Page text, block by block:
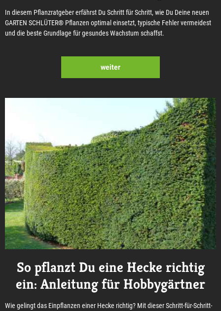
In diesem Pflanzratgeber erfährst Du Schritt für Schritt, wie Du Deine neuen
GARTEN SCHLÜTER® Pflanzen optimal einsetzt, typische Fehler vermeidest
und die beste Grundlage für gesundes Wachstum schaffst.
weiter
So pflanzt Du eine Hecke richtig
ein: Anleitung für Hobbygärtner
Wie gelingt das Einpflanzen einer Hecke richtig? Mit dieser Schritt-für-Schritt-